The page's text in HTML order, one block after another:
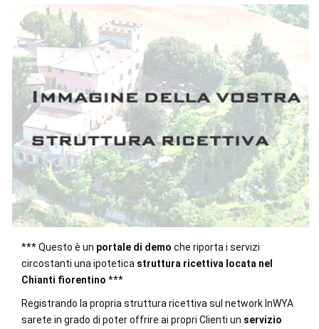
*** Questo è un portale di demo che riporta i servizi
circostanti una ipotetica struttura ricettiva locata nel
Chianti fiorentino ***
Registrando la propria struttura ricettiva sul network InWYA
sarete in grado di poter offrire ai propri Clienti un servizio